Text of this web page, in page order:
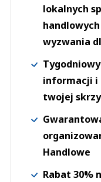
lokalnych
wyzwania
informacji i
twojej
Handlowe
Rabat 30%